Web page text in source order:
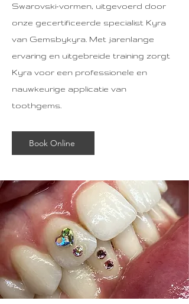
Swarovski-vormen, uitgevoerd door
onze gecertificeerde specialist Kyra
van Gemsbykyra. Met jarenlange
ervaring en uitgebreide training zorgt
Kyra voor een professionele en
nauwkeurige applicatie van
toothgems.
Book Online